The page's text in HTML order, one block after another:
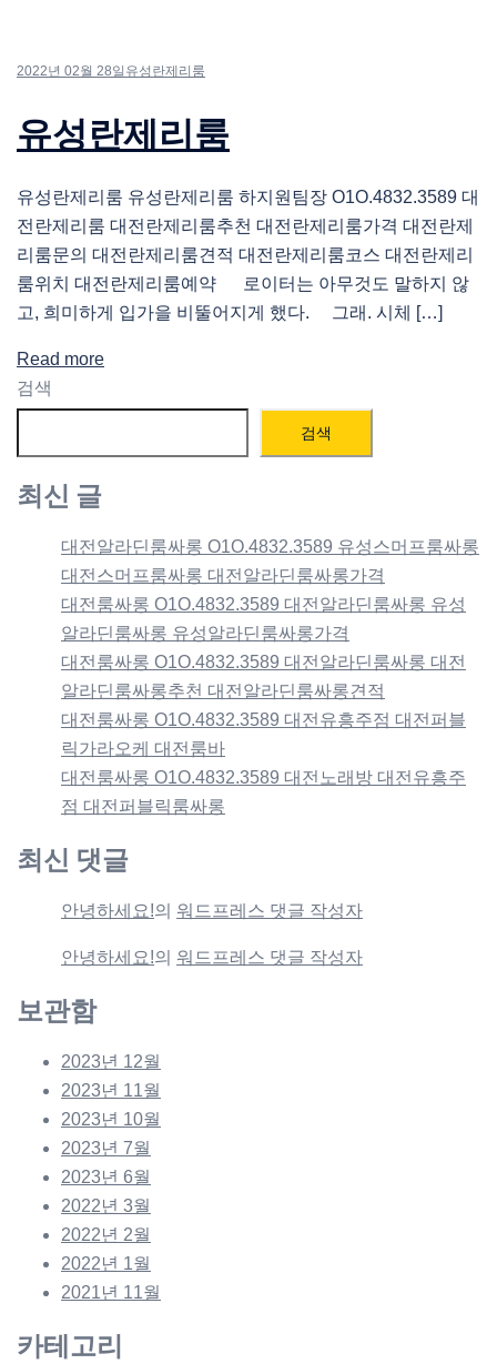
2022년 02월 28일 유성란제리룸
유성란제리룸
유성란제리룸 유성란제리룸 하지원팀장 O1O.4832.3589 대
전란제리룸 대전란제리룸추천 대전란제리룸가격 대전란제
리룸문의 대전란제리룸견적 대전란제리룸코스 대전란제리
룸위치 대전란제리룸예약 로이터는 아무것도 말하지 않
고, 희미하게 입가을 비뚤어지게 했다. 그래. 시체 […]
Read more
검색
검색
최신 글
대전알라딘룸싸롱 O1O.4832.3589 유성스머프룸싸롱
대전스머프룸싸롱 대전알라딘룸싸롱가격
대전룸싸롱 O1O.4832.3589 대전알라딘룸싸롱 유성
알라딘룸싸롱 유성알라딘룸싸롱가격
대전룸싸롱 O1O.4832.3589 대전알라딘룸싸롱 대전
알라딘룸싸롱추천 대전알라딘룸싸롱견적
대전룸싸롱 O1O.4832.3589 대전유흥주점 대전퍼블
릭가라오케 대전룸바
대전룸싸롱 O1O.4832.3589 대전노래방 대전유흥주
점 대전퍼블릭룸싸롱
최신 댓글
안녕하세요!의 워드프레스 댓글 작성자
안녕하세요!의 워드프레스 댓글 작성자
보관함
2023년 12월
2023년 11월
2023년 10월
2023년 7월
2023년 6월
2022년 3월
2022년 2월
2022년 1월
2021년 11월
카테고리